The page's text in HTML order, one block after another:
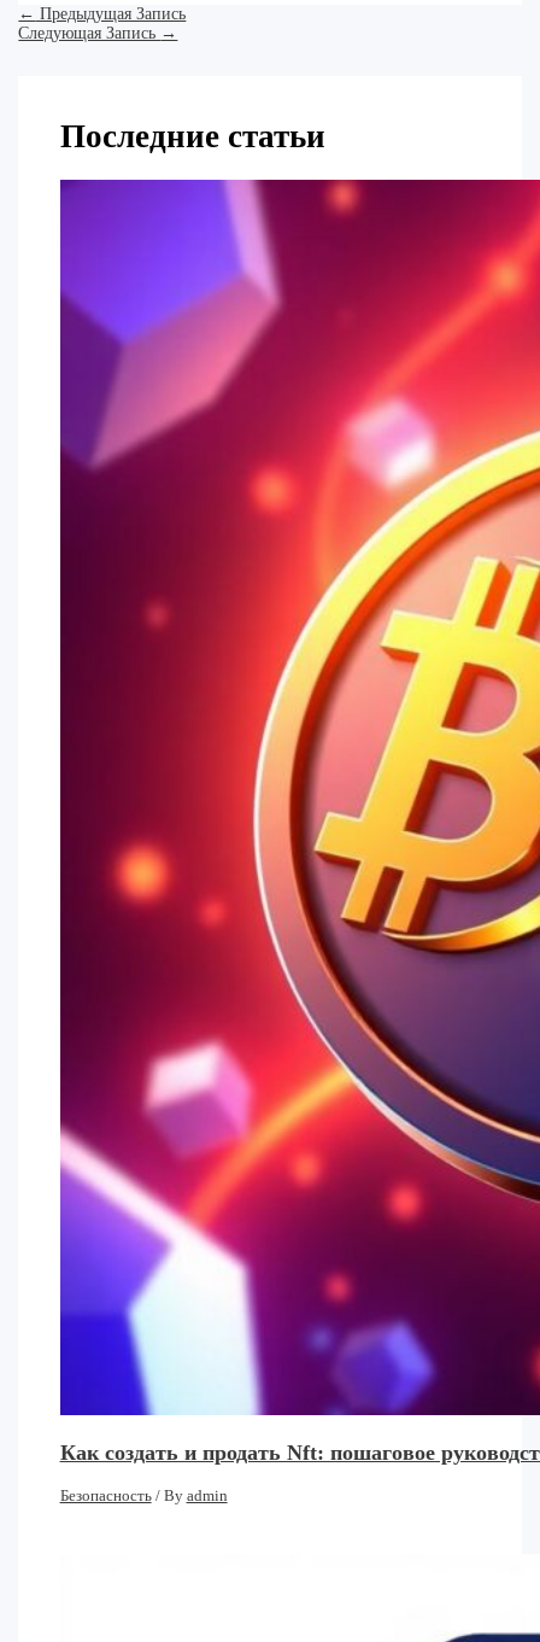
← Предыдущая Запись
Следующая Запись →
Последние статьи
Как создать и продать Nft: пошаговое
Безопасность/ By admin